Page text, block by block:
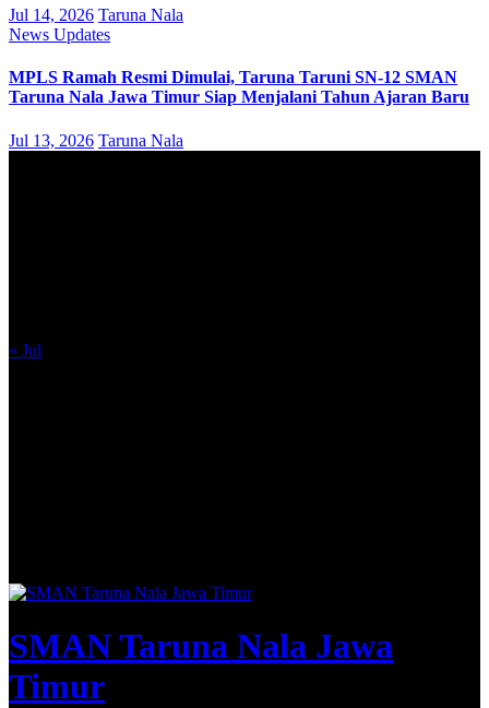
Jul 14, 2026 Taruna Nala
News Updates
MPLS Ramah Resmi Dimulai, Taruna Taruni SN-12 SMAN
Taruna Nala Jawa Timur Siap Menjalani Tahun Ajaran Baru
Jul 13, 2026 Taruna Nala
« Jul
SMAN Taruna Nala Jawa
Timur